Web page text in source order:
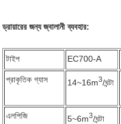
ড্রায়ারের জন্য জ্বালানী ব্যবহার:
টাইপ EC700-A
প্রাকৃতিক গ্যাস 14~16m3/ঘন্টা
এলপিজি 5~6m3/ঘন্টা